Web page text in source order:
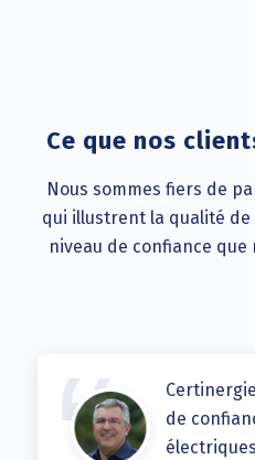
Ce que nos
Nous sommes fiers de
qui illustrent la qualité
niveau de confiance
de